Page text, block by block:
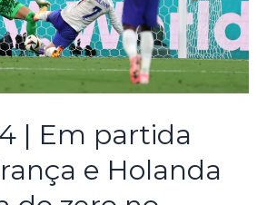
| Em partida
e Holanda